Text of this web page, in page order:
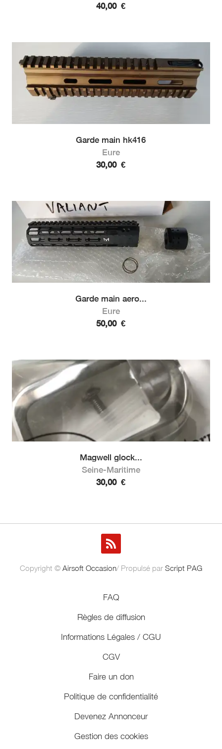
40,00 €
Garde main hk416
Eure
30,00 €
Garde main aero...
Eure
50,00 €
Magwell glock...
Seine-Maritime
30,00 €
Copyright © Airsoft Occasion/ Propulsé par Script PAG
FAQ
Règles de diffusion
Informations Légales / CGU
CGV
Faire un don
Politique de confidentialité
Devenez Annonceur
Gestion des cookies